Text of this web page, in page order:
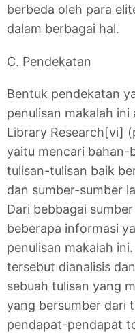
berbeda oleh para
dalam berbagai hal.
C. Pendekatan
Bentuk pendekatan
penulisan makalah
Library Research[vi]
yaitu mencari bahan-
tulisan-tulisan baik
dan sumber-sumber
Dari bebbagai
beberapa informasi
penulisan makalah
tersebut dianalisis
sebuah tulisan yang
yang bersumber dari
pendapat-pendapat